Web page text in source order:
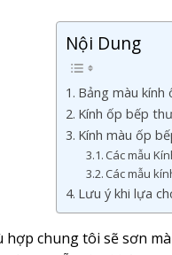
Nội Dung
Bảng màu
Kính ốp bếp
Kính màu ốp
Các mẫu
Các mẫu
Lưu ý khi lựa
chung tôi sẽ sơn